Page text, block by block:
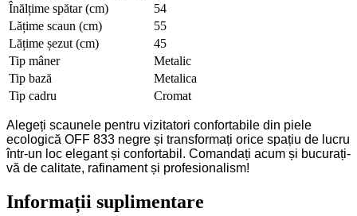
Înălțime spătar (cm)
54
Lățime scaun (cm)
55
Lățime șezut (cm)
45
Tip mâner
Metalic
Tip bază
Metalica
Tip cadru
Cromat
Alegeți scaunele pentru vizitatori confortabile din piele
ecologică OFF 833 negre și transformați orice spațiu de lucru
într-un loc elegant și confortabil. Comandați acum și bucurați-
vă de calitate, rafinament și profesionalism!
Informații suplimentare